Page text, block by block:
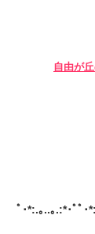
自由が
ﾟ･*:.｡..｡.:*･ﾟﾟ･